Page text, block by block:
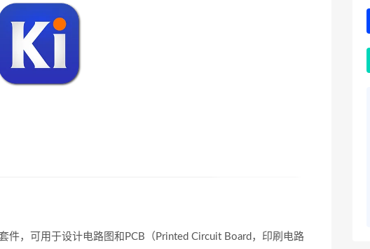
件，可用于设计电路图和PCB（Printed Circuit Board，印刷电路